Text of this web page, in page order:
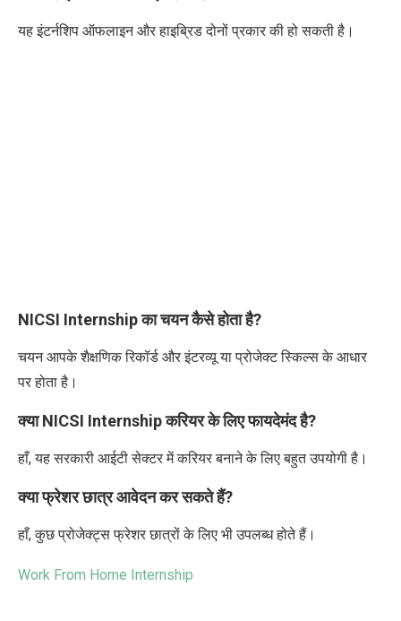
यह इंटर्नशिप ऑफलाइन और हाइब्रिड दोनों प्रकार की हो सकती है।
NICSI Internship का चयन कैसे होता है?
चयन आपके शैक्षणिक रिकॉर्ड और इंटरव्यू या प्रोजेक्ट स्किल्स के आधार
पर होता है।
क्या NICSI Internship करियर के लिए फायदेमंद है?
हाँ, यह सरकारी आईटी सेक्टर में करियर बनाने के लिए बहुत उपयोगी है।
क्या फ्रेशर छात्र आवेदन कर सकते हैं?
हाँ, कुछ प्रोजेक्ट्स फ्रेशर छात्रों के लिए भी उपलब्ध होते हैं।
Work From Home Internship